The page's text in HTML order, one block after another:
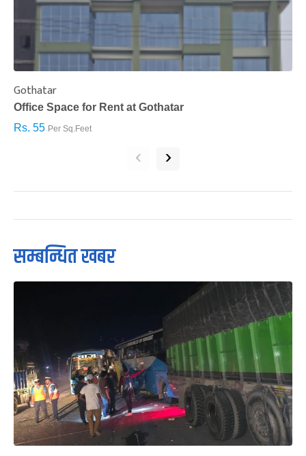
Gothatar
Office Space for Rent at Gothatar
Rs. 55 Per Sq.Feet
‹ ›
सम्बन्धित खबर